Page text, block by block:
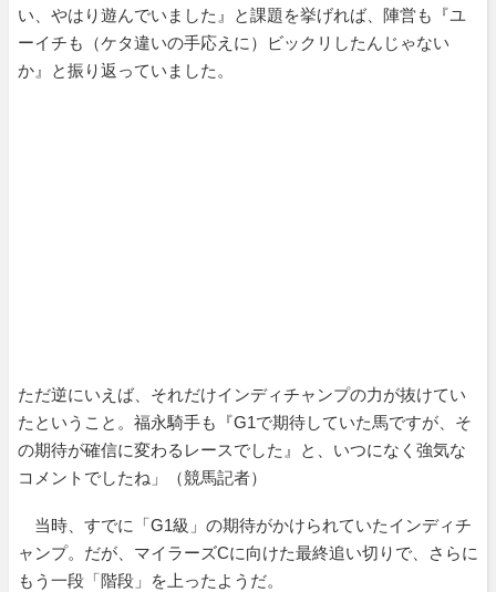
い、やはり遊んでいました』と課題を挙げれば、陣営も『ユ
ーイチも（ケタ違いの手応えに）ビックリしたんじゃない
か』と振り返っていました。
ただ逆にいえば、それだけインディチャンプの力が抜けてい
たということ。福永騎手も『G1で期待していた馬ですが、そ
の期待が確信に変わるレースでした』と、いつになく強気な
コメントでしたね」（競馬記者）
当時、すでに「G1級」の期待がかけられていたインディチ
ャンプ。だが、マイラーズCに向けた最終追い切りで、さらに
もう一段「階段」を上ったようだ。